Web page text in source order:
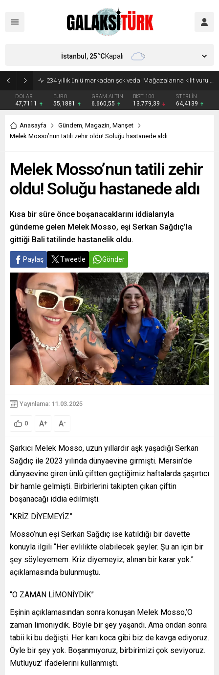
DOLAR
47,7111
EURO
55,1881
GRAM ALTIN
6.660,55
BIST 100
13.779,39
STERLİN
64,4139
İstanbul, 25°CKapalı
Anasayfa Gündem, Magazin, Manşet
Melek Mosso’nun tatili zehir oldu! Soluğu hastanede aldı
Melek Mosso’nun tatili zehir
oldu! Soluğu hastanede aldı
Kısa bir süre önce boşanacaklarını iddialarıyla
gündeme gelen Melek Mosso, eşi Serkan Sağdıç’la
gittiği Bali tatilinde hastanelik oldu.
Paylaş Tweetle Gönder
Yayınlama: 11.03.2025
0 A+ A-
Şarkıcı Melek Mosso, uzun yıllardır aşk yaşadığı Serkan
Sağdıç ile 2023 yılında dünyaevine girmişti. Mersin’de
dünyaevine giren ünlü çiftten geçtiğimiz haftalarda şaşırtıcı
bir hamle gelmişti. Birbirlerini takipten çıkan çiftin
boşanacağı iddia edilmişti.
“KRİZ DİYEMEYİZ”
Mosso’nun eşi Serkan Sağdıç ise katıldığı bir davette
konuyla ilgili “Her evlilikte olabilecek şeyler. Şu an için bir
şey söyleyemem. Kriz diyemeyiz, alınan bir karar yok.”
açıklamasında bulunmuştu.
“O ZAMAN LİMONİYDİK”
Eşinin açıklamasından sonra konuşan Melek Mosso,’O
zaman limoniydik. Böyle bir şey yaşandı. Ama ondan sonra
tabii ki bu değişti. Her karı koca gibi biz de kavga ediyoruz.
Öyle bir şey yok. Boşanmıyoruz, birbirimizi çok seviyoruz.
Mutluyuz’ ifadelerini kullanmıştı.